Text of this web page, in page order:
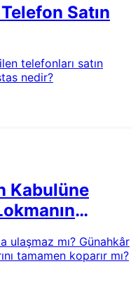
Satın
telefonları satın
nedir?
Kabulüne
ulaşmaz mı? Günahkâr
tamamen koparır mı?